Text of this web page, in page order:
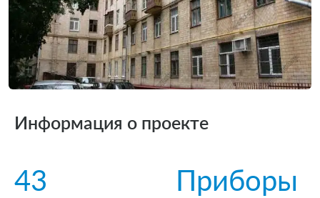
Отраслевые решения
Технологии передачи данных
Специалистам
Программное обеспечение
Отраслевые решения
Технологии передачи данных
Дилерам
Специалистам
NB-IoT
Информация о проекте
43 Приборы